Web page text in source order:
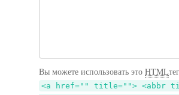
Вы можете использовать это HTML
<a href="" title=""> <abbr